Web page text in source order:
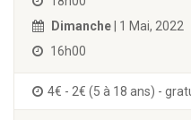
Dimanche | 1 Mai, 2022
16h00
4€ - 2€ (5 à 18 ans) -